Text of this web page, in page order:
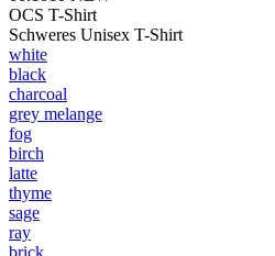
OCS T-Shirt
Schweres Unisex T-Shirt
white
black
charcoal
grey melange
fog
birch
latte
thyme
sage
ray
brick